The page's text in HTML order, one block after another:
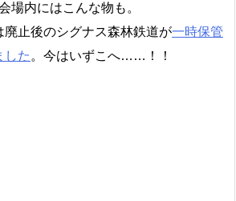
場内にはこんな物も。
廃止後のシグナス森林鉄道が一時保管
した 。今はいずこへ……！！